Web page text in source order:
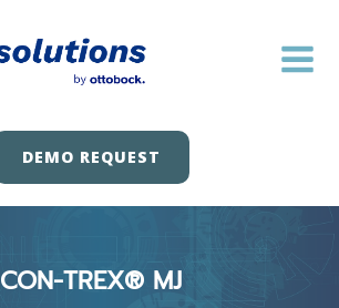
DEMO REQUEST
CON-TREX® MJ